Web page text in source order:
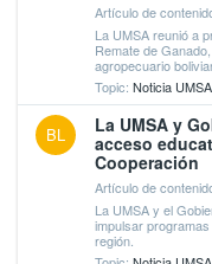
Artículo de
La UMSA reunió a
Remate de
agropecuario
Topic: Noticia UMSA
BL
La UMSA y
acceso
Cooperación
Artículo de
La UMSA y el
impulsar
región.